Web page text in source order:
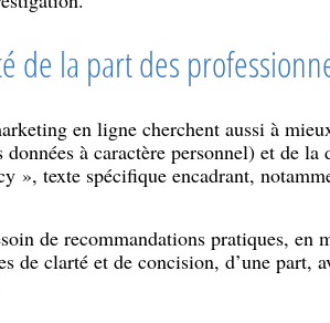
de la part des
en ligne cherchent aussi à
à caractère personnel) et de
», texte spécifique encadrant,
de recommandations pratiques, en
de clarté et de concision, d’une part,